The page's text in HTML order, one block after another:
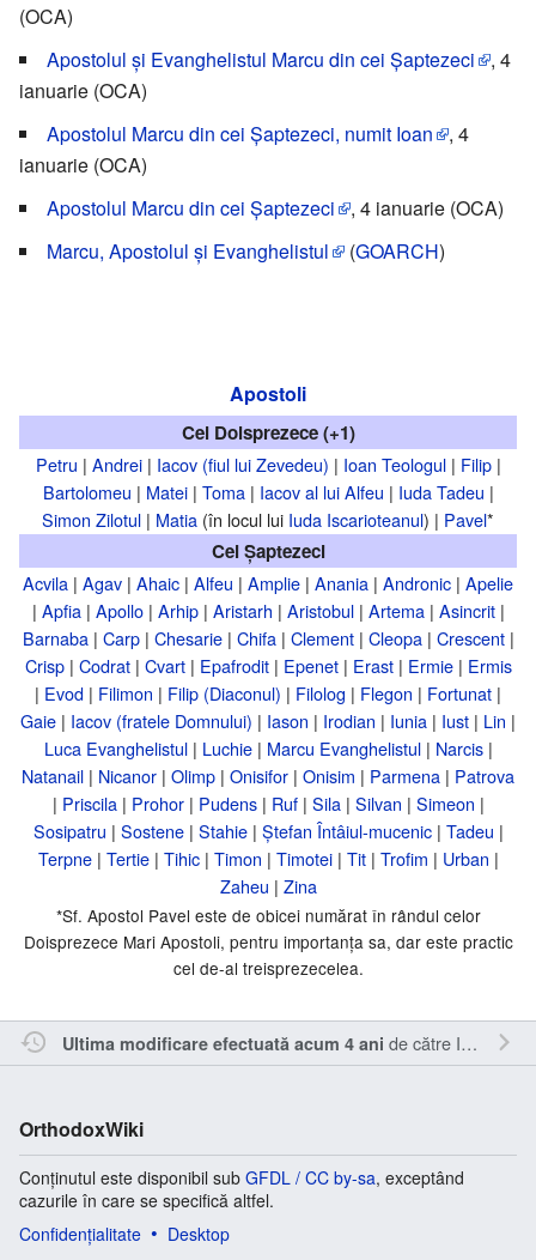
(OCA)
Apostolul și Evanghelistul Marcu din cei Șaptezeci
, 4
ianuarie (OCA)
Apostolul Marcu din cei Șaptezeci, numit Ioan
, 4
ianuarie (OCA)
Apostolul Marcu din cei Șaptezeci
, 4 ianuarie (OCA)
Marcu, Apostolul și Evanghelistul
(GOARCH)
Apostoli
Cei Doisprezece (+1)
Petru | Andrei| Iacov (fiul lui Zevedeu) | Ioan Teologul| Filip|
Bartolomeu | Matei| Toma| Iacov al lui Alfeu | Iuda Tadeu |
Simon Zilotul | Matia (în locul lui Iuda Iscarioteanul) | Pavel*
Cei Șaptezeci
Acvila | Agav | Ahaic | Alfeu | Amplie | Anania | Andronic | Apelie
| Apfia| Apollo| Arhip| Aristarh | Aristobul| Artema| Asincrit|
Barnaba| Carp| Chesarie| Chifa| Clement| Cleopa| Crescent|
Crisp| Codrat| Cvart| Epafrodit| Epenet| Erast| Ermie| Ermis
| Evod | Filimon | Filip (Diaconul) | Filolog | Flegon | Fortunat |
Gaie | Iacov (fratele Domnului) | Iason | Irodian | Iunia | Iust | Lin |
Luca Evanghelistul| Luchie| Marcu Evanghelistul| Narcis|
Natanail | Nicanor | Olimp | Onisifor | Onisim | Parmena | Patrova
| Priscila| Prohor| Pudens| Ruf| Sila| Silvan | Simeon |
Sosipatru | Sostene| Stahie| Ștefan Întâiul-mucenic| Tadeu |
Terpne| Tertie| Tihic| Timon | Timotei| Tit| Trofim | Urban |
Zaheu | Zina
*Sf. Apostol Pavel este de obicei numărat în rândul celor
Doisprezece Mari Apostoli, pentru importanța sa, dar este practic
cel de-al treisprezecelea.
Ultima modificare efectuată acum 4 ani de către Inistea .
OrthodoxWiki
Conținutul este disponibil sub GFDL / CC by-sa, exceptând
cazurile în care se specifică altfel.
Confidențialitate
Desktop